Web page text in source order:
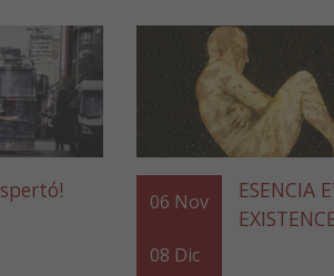
06 Nov
08 Dic
ESENCIA